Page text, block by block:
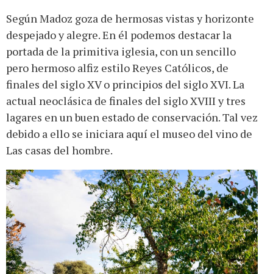
Según Madoz goza de hermosas vistas y horizonte
despejado y alegre. En él podemos destacar la
portada de la primitiva iglesia, con un sencillo
pero hermoso alfiz estilo Reyes Católicos, de
finales del siglo XV o principios del siglo XVI. La
actual neoclásica de finales del siglo XVIII y tres
lagares en un buen estado de conservación. Tal vez
debido a ello se iniciara aquí el museo del vino de
Las casas del hombre.